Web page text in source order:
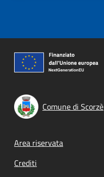
Comune di Scorzè
Footer menu
Area riservata
Crediti